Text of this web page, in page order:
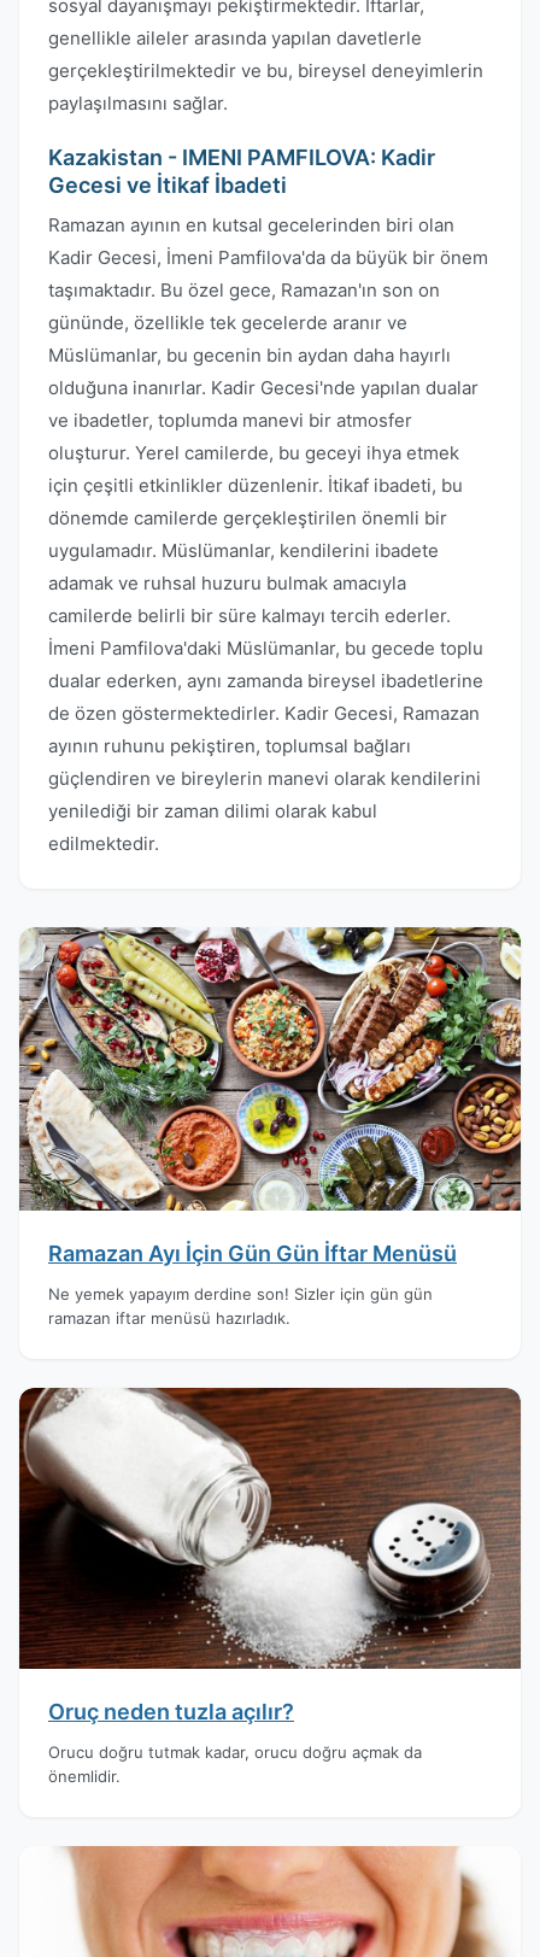
sosyal dayanışmayı pekiştirmektedir. İftarlar,
genellikle aileler arasında yapılan davetlerle
gerçekleştirilmektedir ve bu, bireysel deneyimlerin
paylaşılmasını sağlar.
Kazakistan - IMENI PAMFILOVA: Kadir
Gecesi ve İtikaf İbadeti
Ramazan ayının en kutsal gecelerinden biri olan
Kadir Gecesi, İmeni Pamfilova'da da büyük bir önem
taşımaktadır. Bu özel gece, Ramazan'ın son on
gününde, özellikle tek gecelerde aranır ve
Müslümanlar, bu gecenin bin aydan daha hayırlı
olduğuna inanırlar. Kadir Gecesi'nde yapılan dualar
ve ibadetler, toplumda manevi bir atmosfer
oluşturur. Yerel camilerde, bu geceyi ihya etmek
için çeşitli etkinlikler düzenlenir. İtikaf ibadeti, bu
dönemde camilerde gerçekleştirilen önemli bir
uygulamadır. Müslümanlar, kendilerini ibadete
adamak ve ruhsal huzuru bulmak amacıyla
camilerde belirli bir süre kalmayı tercih ederler.
İmeni Pamfilova'daki Müslümanlar, bu gecede toplu
dualar ederken, aynı zamanda bireysel ibadetlerine
de özen göstermektedirler. Kadir Gecesi, Ramazan
ayının ruhunu pekiştiren, toplumsal bağları
güçlendiren ve bireylerin manevi olarak kendilerini
yenilediği bir zaman dilimi olarak kabul
edilmektedir.
Ramazan Ayı İçin Gün Gün İftar Menüsü
Ne yemek yapayım derdine son! Sizler için gün gün
ramazan iftar menüsü hazırladık.
Oruç neden tuzla açılır?
Orucu doğru tutmak kadar, orucu doğru açmak da
önemlidir.